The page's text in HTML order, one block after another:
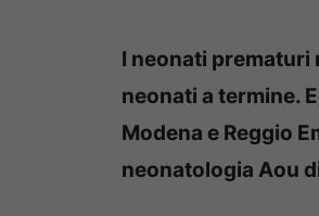
I neonati
neonati a termine.
Modena e Reggio
neonatologia Aou